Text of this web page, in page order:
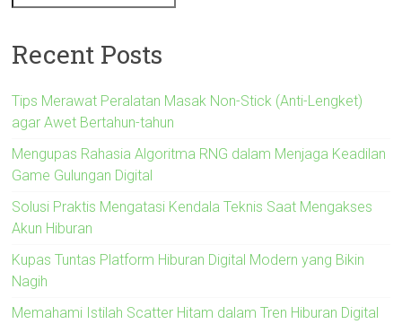
Recent Posts
Tips Merawat Peralatan Masak Non-Stick (Anti-Lengket)
agar Awet Bertahun-tahun
Mengupas Rahasia Algoritma RNG dalam Menjaga Keadilan
Game Gulungan Digital
Solusi Praktis Mengatasi Kendala Teknis Saat Mengakses
Akun Hiburan
Kupas Tuntas Platform Hiburan Digital Modern yang Bikin
Nagih
Memahami Istilah Scatter Hitam dalam Tren Hiburan Digital